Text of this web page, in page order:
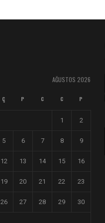
AĞUSTOS 2026
Ç P C C P
1 2
5 6 7 8 9
12 13 14 15 16
19 20 21 22 23
26 27 28 29 30